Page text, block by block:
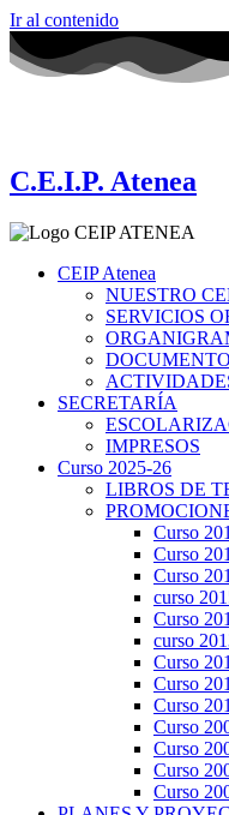
Ir al contenido
C.E.I.P. Atenea
CEIP Atenea
NUESTRO
SERVICIOS
SECRETARÍA
IMPRESOS
Curso 2025-26
LIBROS DE
Curso
Curso
Curso
curso
Curso
curso
Curso
Curso
Curso
Curso
Curso
Curso
Curso